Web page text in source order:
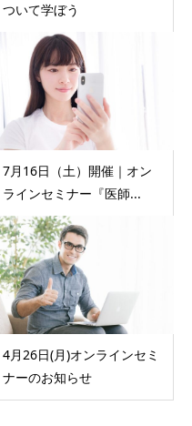
ついて学ぼう
7月16日（土）開催｜オン
ラインセミナー『医師...
4月26日(月)オンラインセミ
ナーのお知らせ